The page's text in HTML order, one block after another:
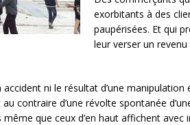
exorbitants à des
paupérisées. Et qui
leur verser un
accident ni le résultat d’une
contraire d’une révolte spontanée
que ceux d’en haut affichent